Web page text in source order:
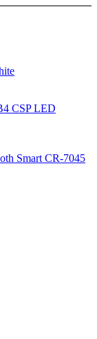
CSP LED
Smart CR-7045